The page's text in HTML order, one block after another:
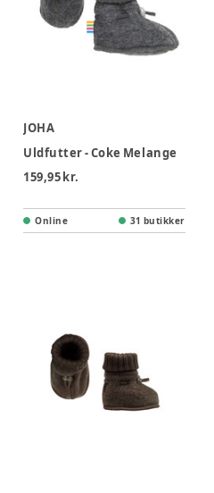
JOHA
Uldfutter - Coke Melange
159,95 kr.
Online 31 butikker